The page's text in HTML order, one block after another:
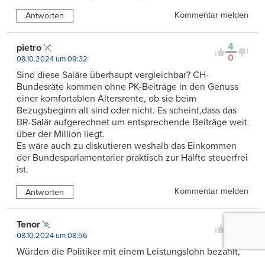
Antworten Kommentar melden
4
0
pietro
08.10.2024 um 09:32
Sind diese Saläre überhaupt vergleichbar? CH-
Bundesräte kommen ohne PK-Beiträge in den Genuss
einer komfortablen Altersrente, ob sie beim
Bezugsbeginn alt sind oder nicht. Es scheint,dass das
BR-Salär aufgerechnet um entsprechende Beiträge weit
über der Million liegt.
Es wäre auch zu diskutieren weshalb das Einkommen
der Bundesparlamentarier praktisch zur Hälfte steuerfrei
ist.
Antworten Kommentar melden
Tenor
08.10.2024 um 08:56
Würden die Politiker mit einem Leistungslohn bezahlt,